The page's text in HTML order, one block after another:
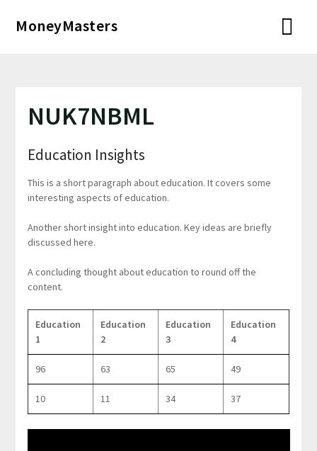
MoneyMasters
NUK7NBML
Education Insights
This is a short paragraph about education. It covers some
interesting aspects of education.
Another short insight into education. Key ideas are briefly
discussed here.
A concluding thought about education to round off the
content.
Education
1
Education
2
Education
3
Education
4
96 63 65 49
10 11 34 37